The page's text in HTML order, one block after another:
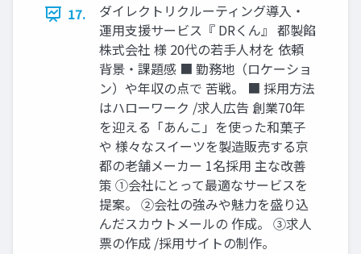
17.
ダイレクトリクルーティング導入・
運用支援サービス『 DRくん』 都製餡
株式会社 様 20代の若手人材を 依頼
背景・課題感 ■ 勤務地（ロケーショ
ン）や年収の点で 苦戦。 ■ 採用方法
はハローワーク /求人広告 創業70年
を迎える「あんこ」を使った和菓子
や 様々なスイーツを製造販売する京
都の老舗メーカー 1名採用 主な改善
策 ①会社にとって最適なサービスを
提案。 ②会社の強みや魅力を盛り込
んだスカウトメールの 作成。 ③求人
票の作成 /採用サイトの制作。